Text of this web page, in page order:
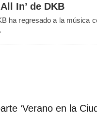
In’ de DKB
ha regresado a la música
‘Verano en la